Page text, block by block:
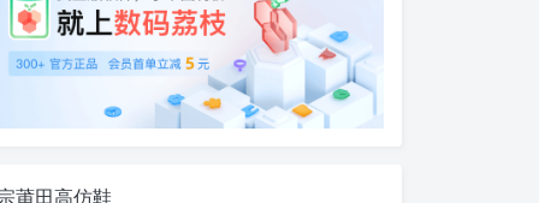
莆田高仿鞋